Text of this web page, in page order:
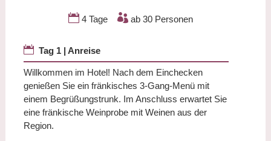
 4 Tage ab 30 Personen
 Tag 1 | Anreise
Willkommen im Hotel! Nach dem Einchecken
genießen Sie ein fränkisches 3-Gang-Menü mit
einem Begrüßungstrunk. Im Anschluss erwartet Sie
eine fränkische Weinprobe mit Weinen aus der
Region.